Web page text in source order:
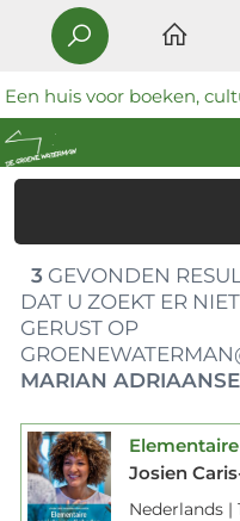
3GEVONDEN
DAT U ZOEKT ER
GERUST OP
MARIAN
Josien
Nederlands |